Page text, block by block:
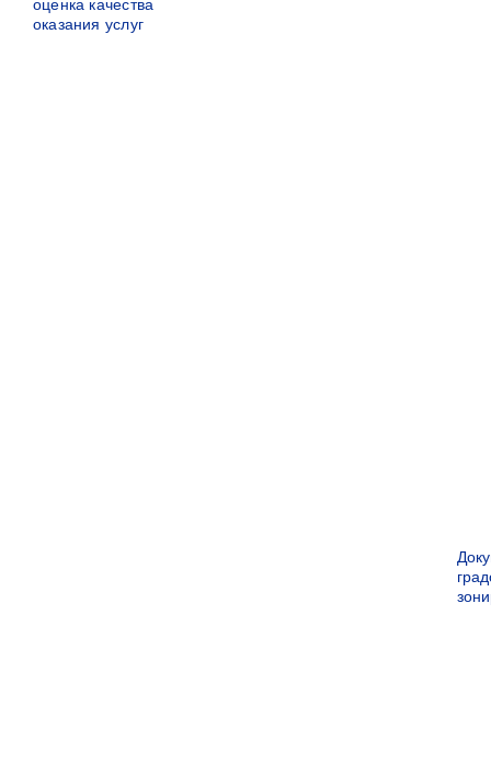
оценка качества
оказания услуг